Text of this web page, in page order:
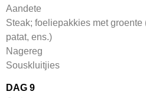
Aandete
Steak; foeliepakkies met groente
patat, ens.)
Nagereg
Souskluitjies
DAG 9